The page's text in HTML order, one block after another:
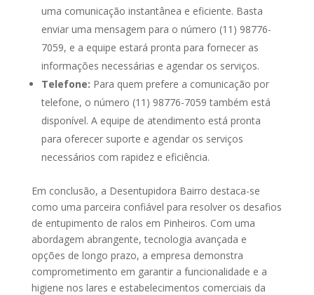
uma comunicação instantânea e eficiente. Basta
enviar uma mensagem para o número (11) 98776-
7059, e a equipe estará pronta para fornecer as
informações necessárias e agendar os serviços.
Telefone: Para quem prefere a comunicação por
telefone, o número (11) 98776-7059 também está
disponível. A equipe de atendimento está pronta
para oferecer suporte e agendar os serviços
necessários com rapidez e eficiência.
Em conclusão, a Desentupidora Bairro destaca-se
como uma parceira confiável para resolver os desafios
de entupimento de ralos em Pinheiros. Com uma
abordagem abrangente, tecnologia avançada e
opções de longo prazo, a empresa demonstra
comprometimento em garantir a funcionalidade e a
higiene nos lares e estabelecimentos comerciais da